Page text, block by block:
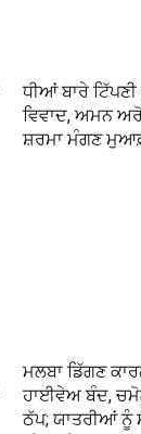
ਧੀਆਂ ਬਾਰੇ ਟਿੱਪਣੀ
ਵਿਵਾਦ, ਅਮਨ
ਸ਼ਰਮਾ ਮੰਗਣ
ਮਲਬਾ ਡਿੱਗਣ
ਹਾਈਵੇਅ ਬੰਦ,
ਠੱਪ; ਯਾਤਰੀਆਂ ਨੂੰ